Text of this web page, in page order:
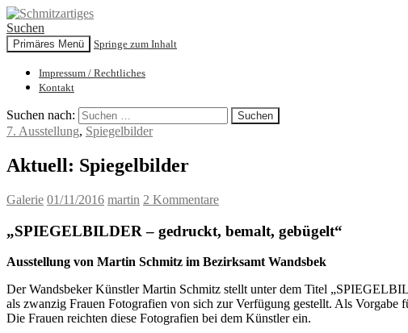
Schmitzartiges
Suchen
Primäres Menü Springe zum Inhalt
Impressum / Rechtliches
Kontakt
Suchen nach:
7. Ausstellung, Spiegelbilder
Aktuell: Spiegelbilder
Galerie 01/11/2016 martin 2 Kommentare
„SPIEGELBILDER – gedruckt, bemalt, gebügelt“
Ausstellung von Martin Schmitz im Bezirksamt Wandsbek
Der Wandsbeker Künstler Martin Schmitz stellt unter dem Titel
als zwanzig Frauen Fotografien von sich zur Verfügung gestellt. Als
Die Frauen reichten diese Fotografien bei dem Künstler ein.